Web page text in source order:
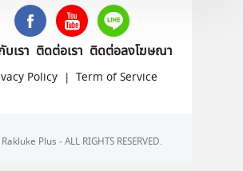
เรา ติดต่อเรา ติดต่อลงโฆษณา
Policy | Term of Service
Plus - ALL RIGHTS RESERVED.